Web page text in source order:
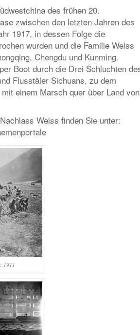
des frühen 20.
zwischen den letzten Jahren des
1917, in dessen Folge die
wurden und die Familie Weiss
Chengdu und Kunming.
Boot durch die Drei Schluchten
Flusstäler Sichuans, zu dem
einem Marsch quer über Land von
Weiss finden Sie unter:
1911